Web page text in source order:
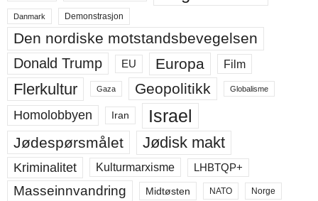
Danmark Demonstrasjon
Den nordiske motstandsbevegelsen
Donald Trump EU Europa Film
Flerkultur Gaza Geopolitikk Globalisme
Homolobbyen Iran Israel
Jødespørsmålet Jødisk makt
Kriminalitet Kulturmarxisme LHBTQP+
Masseinnvandring Midtøsten NATO Norge